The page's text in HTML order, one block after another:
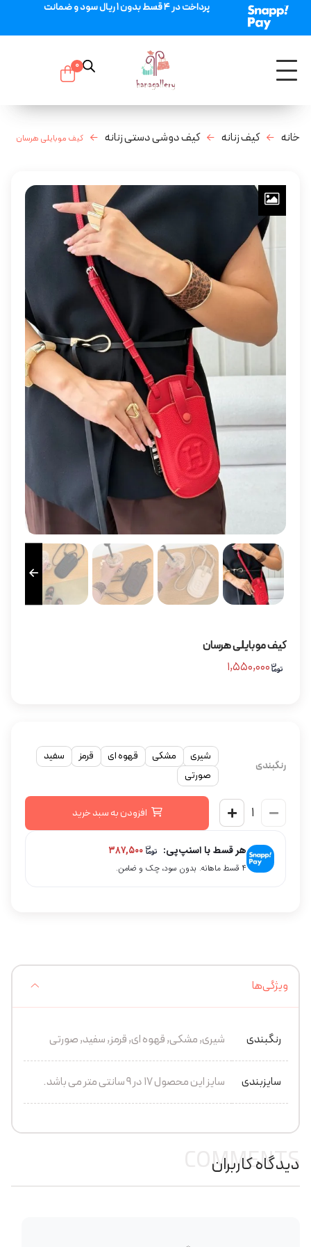
پرداخت در 4 قسط بدون 1 ریال سود و ضمانت
0
خانه کیف زنانه کیف دوشی دستی زنانه کیف موبایلی هرسان
کیف موبایلی هرسان
رنگبندی
شیری مشکی قهوه ای قرمز
سفید
صورتی
افزودن به سبد خرید
هر قسط با اسنپ‌پی:
۴ قسط ماهانه. بدون سود، چک و ضامن.
ویژگی‌ها
رنگبندی شیری, مشکی, قهوه ای, قرمز, سفید, صورتی
سایزبندی سایز این محصول 17 در 9 سانتی متر می باشد.
دیدگاه کاربران
COMMENTS